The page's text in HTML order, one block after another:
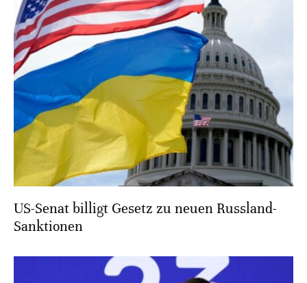
US-Senat billigt Gesetz zu neuen Russland-
Sanktionen